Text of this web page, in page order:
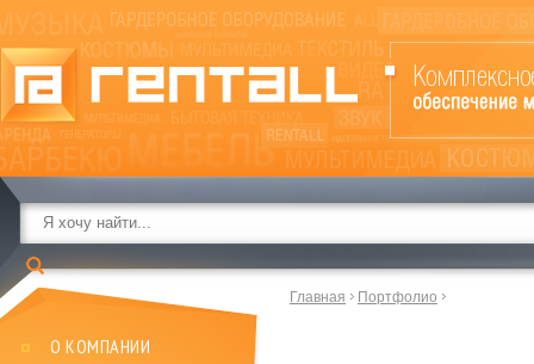
О КОМПАНИИ
Главная Портфолио